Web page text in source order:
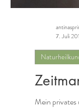
Mein privates
7. Juli